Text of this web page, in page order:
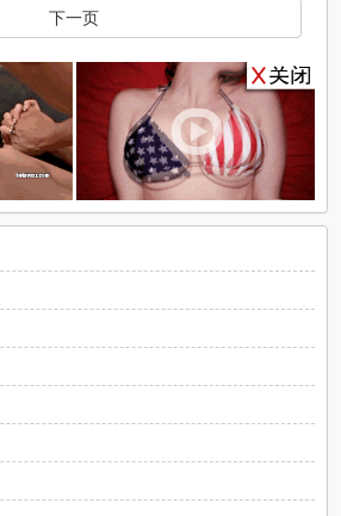
下一页